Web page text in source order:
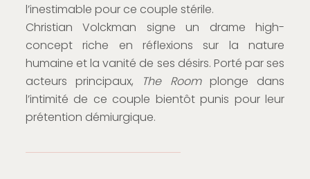
l’inestimable pour ce couple stérile.
Christian Volckman signe un drame high-
concept riche en réflexions sur la nature
humaine et la vanité de ses désirs. Porté par ses
acteurs principaux,
The Room plonge dans
l’intimité de ce couple bientôt punis pour leur
prétention démiurgique.